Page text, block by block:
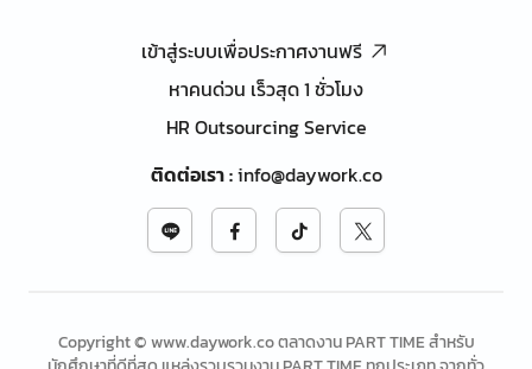
เข้าสู่ระบบเพื่อประกาศงานฟรี
หาคนด่วน เร็วสุด 1 ชั่วโมง
HR Outsourcing Service
ติดต่อเรา:info@daywork.co
Copyright © www.daywork.co ตลาดงาน PART TIME สำหรับ